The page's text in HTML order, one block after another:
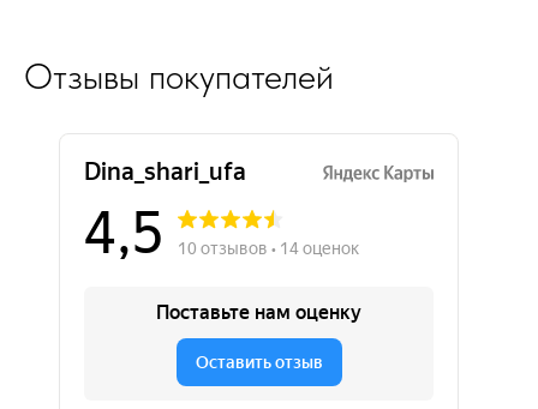
Отзывы покупателей